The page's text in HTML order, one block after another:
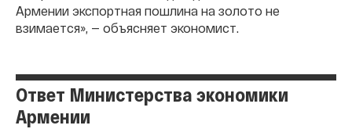
Армении экспортная пошлина на золото не
взимается», — объясняет экономист.
Ответ Министерства экономики
Армении